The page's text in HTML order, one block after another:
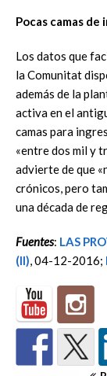
Pocas camas de
Los datos que
la Comunitat
además de la
activa en el
camas para
«entre dos mil y
advierte de que
crónicos, pero
una década de
Fuentes: LAS
(II), 04-12-2016;